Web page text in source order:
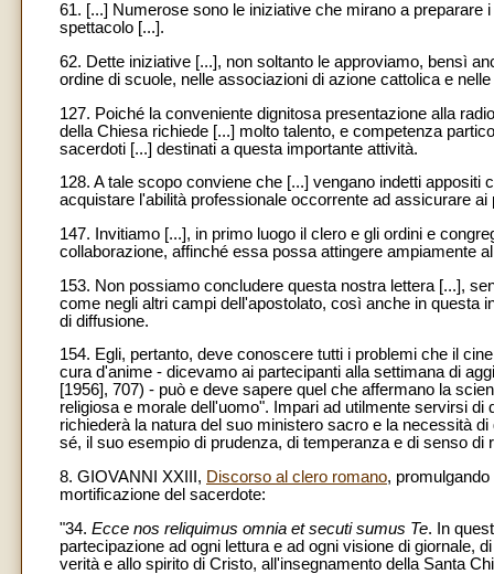
61. [...] Numerose sono le iniziative che mirano a preparare
spettacolo [...].
62. Dette iniziative [...], non soltanto le approviamo, bensì
ordine di scuole, nelle associazioni di azione cattolica e
127. Poiché la conveniente dignitosa presentazione alla
della Chiesa richiede [...] molto talento, e competenza
sacerdoti [...] destinati a questa importante attività.
128. A tale scopo conviene che [...] vengano indetti
acquistare l'abilità professionale occorrente ad assicurare
147. Invitiamo [...], in primo luogo il clero e gli ordini e
collaborazione, affinché essa possa attingere ampiamente
153. Non possiamo concludere questa nostra lettera [...],
come negli altri campi dell'apostolato, così anche in questa
di diffusione.
154. Egli, pertanto, deve conoscere tutti i problemi che il
cura d'anime - dicevamo ai partecipanti alla settimana di
[1956], 707) - può e deve sapere quel che affermano la
religiosa e morale dell'uomo". Impari ad utilmente servirsi
richiederà la natura del suo ministero sacro e la necessità
sé, il suo esempio di prudenza, di temperanza e di senso di
8. GIOVANNI XXIII, Discorso al clero romano,
mortificazione del sacerdote:
"34. Ecce nos reliquimus omnia et secuti sumus Te. In
partecipazione ad ogni lettura e ad ogni visione di giornale,
verità e allo spirito di Cristo, all'insegnamento della Santa